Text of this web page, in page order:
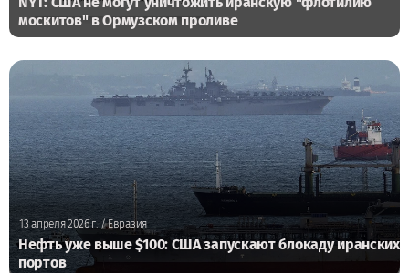
москитов" в Ормузском проливе
13 апреля 2026 г./ Евразия
Нефть уже выше $100: США запускают блокаду иранских
портов